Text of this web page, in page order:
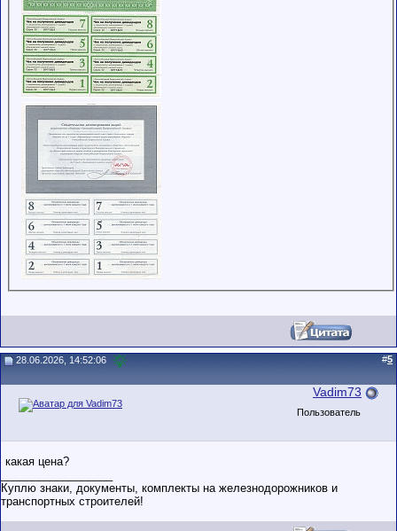
28.06.2026, 14:52:06 #5
Vadim73
Пользователь
какая цена?
Куплю знаки, документы, комплекты на железнодорожников и
транспортных строителей!